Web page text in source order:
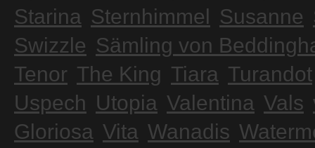
Starina Sternhimmel Susanne
Swizzle Sämling von
Tenor The King Tiara Turandot
Uspech Utopia Valentina Vals
Gloriosa Vita Wanadis